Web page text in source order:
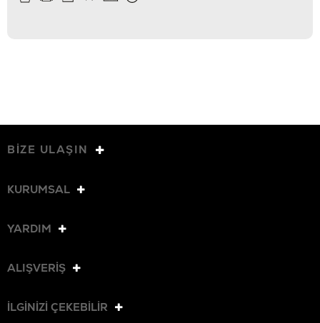
BİZE ULAŞIN
KURUMSAL
YARDIM
ALIŞVERİŞ
İLGİNİZİ ÇEKEBİLİR